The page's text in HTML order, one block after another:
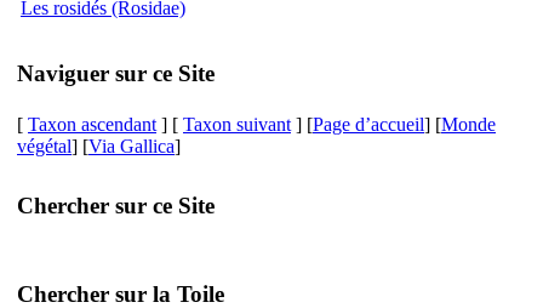
Les rosidés (Rosidae)
Naviguer sur ce Site
[ Taxon ascendant ] [ Taxon suivant ] [Page d’accueil] [Monde
végétal] [Via Gallica]
Chercher sur ce Site
Chercher sur la Toile